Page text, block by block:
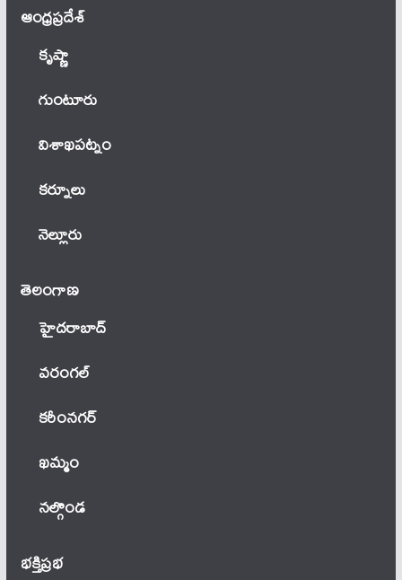
ఆంధ్ర‌ప్ర‌దేశ్
కృష్ణా
గుంటూరు
విశాఖపట్నం
కర్నూలు
నెల్లూరు
తెలంగాణ‌
హైదరాబాద్
వ‌రంగ‌ల్
కరీంనగర్
ఖ‌మ్మం
నల్గొండ
భక్తిప్రభ